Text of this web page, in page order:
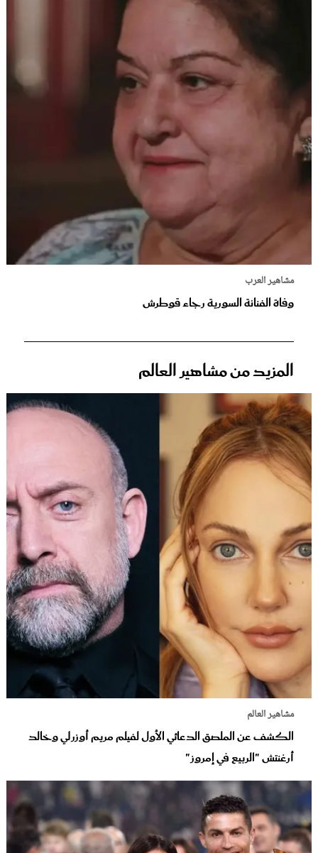
مشاهير العرب
وفاة الفنانة السورية رجاء قوطرش
المزيد من مشاهير العالم
مشاهير العالم
الكشف عن الملصق الدعائي الأول لفيلم مريم أوزرلي وخالد
أرغنتش "الربيع في إمروز"